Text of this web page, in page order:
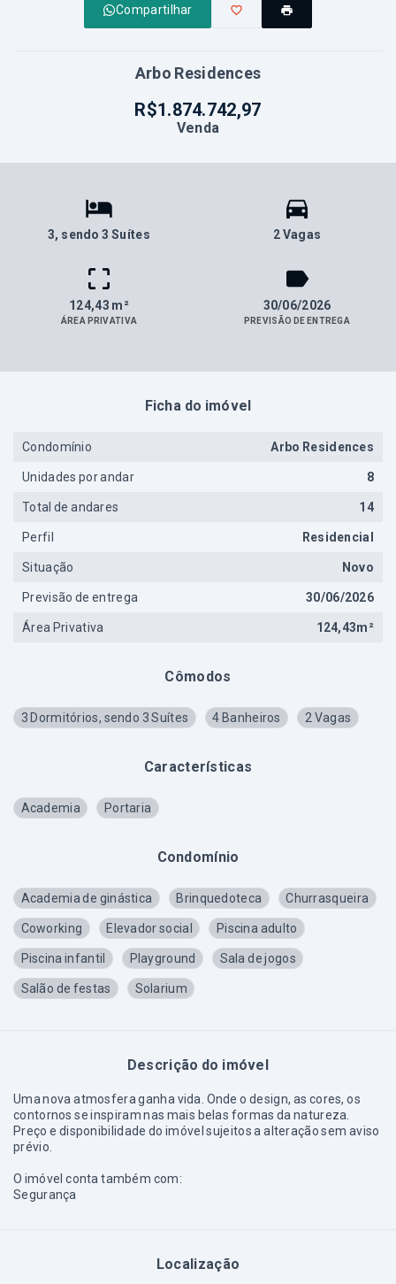
Compartilhar
Arbo Residences
R$1.874.742,97
Venda
3, sendo 3 Suítes 2 Vagas
124,43 m²
ÁREA PRIVATIVA
30/06/2026
PREVISÃO DE ENTREGA
Cômodos
3 Dormitórios, sendo 3 Suítes 4 Banheiros 2 Vagas
Características
Academia Portaria
Condomínio
Academia de ginástica Brinquedoteca Churrasqueira
Coworking Elevador social Piscina adulto
Piscina infantil Playground Sala de jogos
Salão de festas Solarium
Descrição do imóvel
Uma nova atmosfera ganha vida. Onde o design, as cores, os
contornos se inspiram nas mais belas formas da natureza.
Preço e disponibilidade do imóvel sujeitos a alteração sem aviso
prévio.
O imóvel conta também com:
Segurança
Localização
Ficha do imóvel
Condomínio Arbo Residences
Unidades por andar 8
Total de andares 14
Perfil Residencial
Situação Novo
Previsão de entrega 30/06/2026
Área Privativa 124,43m²